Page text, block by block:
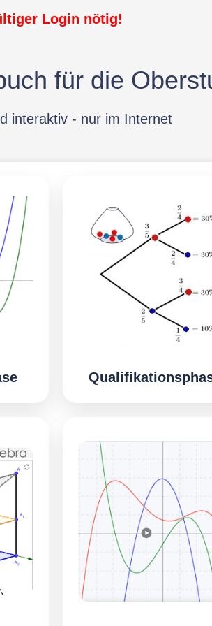
Login nötig!
für die
interaktiv - nur im Internet